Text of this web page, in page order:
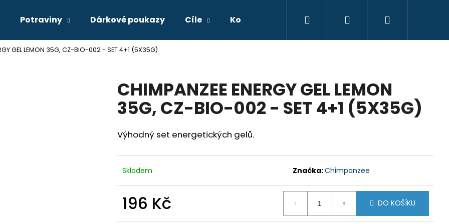
Potraviny Dárkové poukazy Cíle Kontakty Značky Přihlášení
GEL LEMON 35G, CZ-BIO-002 - SET 4+1 (5X35G)
CHIMPANZEE ENERGY GEL LEMON
35G, CZ-BIO-002 - SET 4+1 (5X35G)
Výhodný set energetických gelů.
Skladem Značka:Chimpanzee
196 Kč DO KOŠÍKU
Co potřebujete najít?
HLEDAT
PILLAR PERFORMANCE MOTION ARMOUR
PASTA UMEBOSHI 150 G BIO MUSO